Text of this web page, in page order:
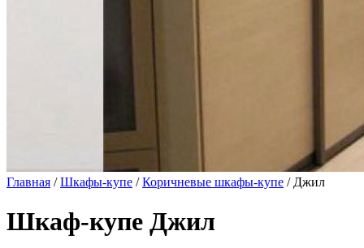
Главная /Шкафы-купе /Коричневые шкафы-купе / Джил
Шкаф-купе Джил